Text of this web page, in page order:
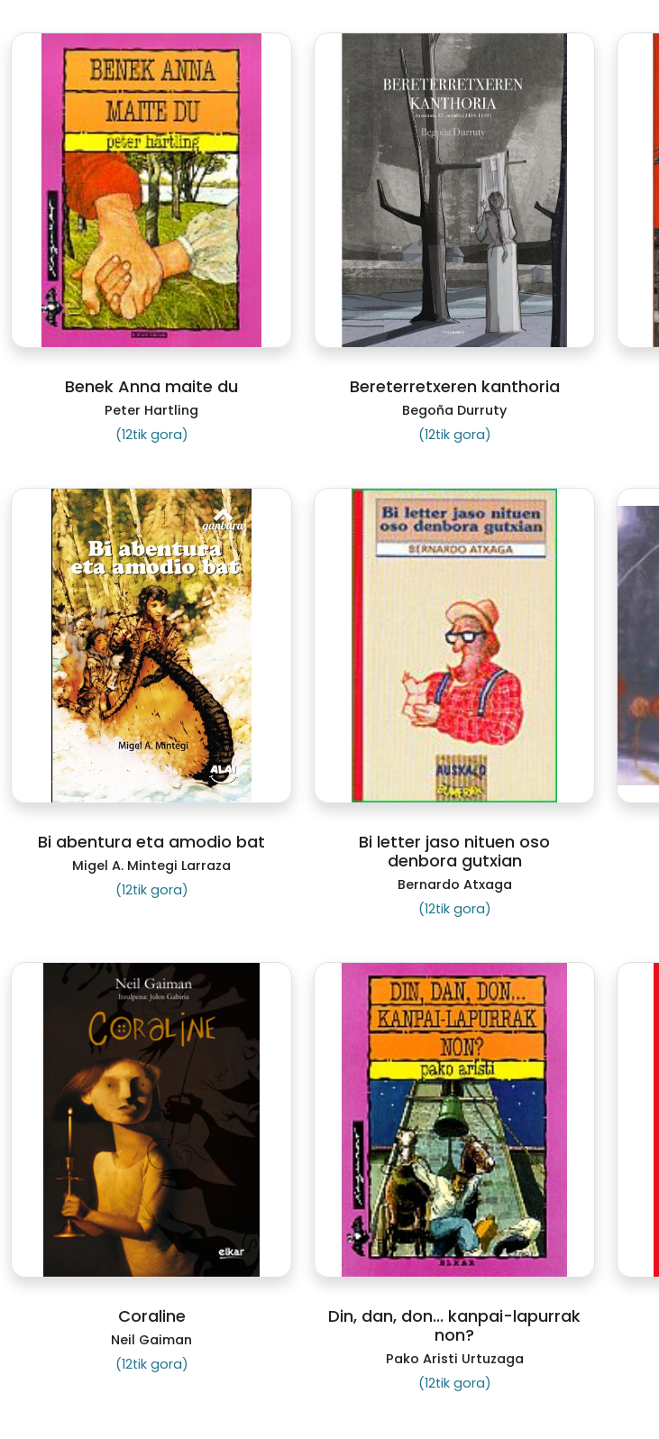
Benek Anna maite du
Peter Hartling
(12tik gora)
Bereterretxeren kanthoria
Begoña Durruty
(12tik gora)
Bi abentura eta amodio bat
Migel A. Mintegi Larraza
(12tik gora)
Bi letter jaso nituen oso
denbora gutxian
Bernardo Atxaga
(12tik gora)
Coraline
Neil Gaiman
(12tik gora)
Din, dan, don... kanpai-lapurrak
non?
Pako Aristi Urtuzaga
(12tik gora)